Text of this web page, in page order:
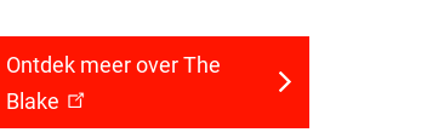
Ontdek meer over The
Blake